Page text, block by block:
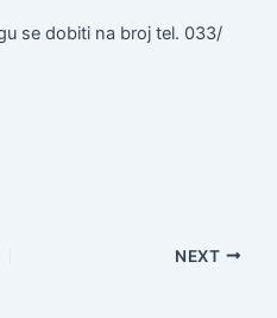
se dobiti na broj tel. 033/
NEXT